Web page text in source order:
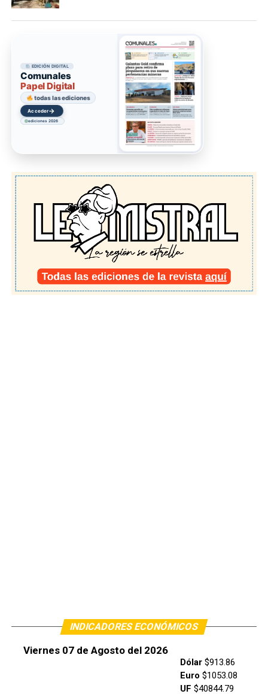
EDICIÓN DIGITAL
Comunales
Papel Digital
todas las ediciones
Acceder→
ediciones 2026
INDICADORES ECONÓMICOS
Viernes 07 de Agosto del 2026
Dólar$913.86
Euro $1053.08
UF $40844.79